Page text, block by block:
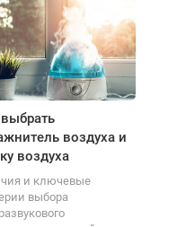
воздуха и
воздуха
и ключевые
выбора